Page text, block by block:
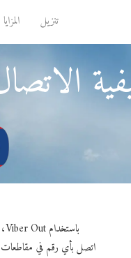
تنزيل المزايا
باستخدام Viber Out، يمكنك إجراء مكالمات عالية الجودة إلى مقاطعات أخرى من بيليز.
اتصل بأي رقم في مقاطعات أخرى -